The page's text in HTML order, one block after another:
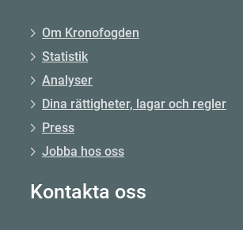
Om Kronofogden
Statistik
Analyser
Dina rättigheter, lagar och regler
Press
Jobba hos oss
Kontakta oss